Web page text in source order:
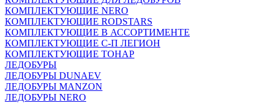
КОМПЛЕКТУЮЩИЕ NERO
КОМПЛЕКТУЮЩИЕ RODSTARS
КОМПЛЕКТУЮЩИЕ В АССОРТИМЕНТЕ
КОМПЛЕКТУЮЩИЕ С-П ЛЕГИОН
КОМПЛЕКТУЮЩИЕ ТОНАР
ЛЕДОБУРЫ
ЛЕДОБУРЫ DUNAEV
ЛЕДОБУРЫ MANZON
ЛЕДОБУРЫ NERO